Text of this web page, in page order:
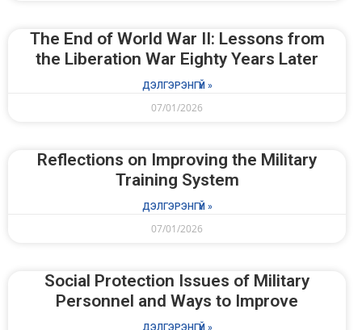
The End of World War II: Lessons from
the Liberation War Eighty Years Later
ДЭЛГЭРЭНГҮЙ »
07/01/2026
Reflections on Improving the Military
Training System
ДЭЛГЭРЭНГҮЙ »
07/01/2026
Social Protection Issues of Military
Personnel and Ways to Improve
ДЭЛГЭРЭНГҮЙ »